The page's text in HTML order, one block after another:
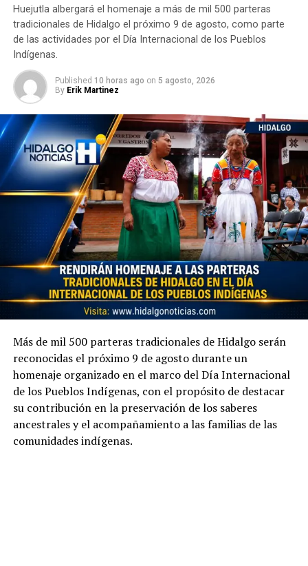
Huejutla albergará el homenaje a más de mil 500 parteras
tradicionales de Hidalgo el próximo 9 de agosto, como parte
de las actividades por el Día Internacional de los Pueblos
Indígenas.
Published 10 horas ago on 5 agosto, 2026
By Erik Martinez
Más de mil 500 parteras tradicionales de Hidalgo serán
reconocidas el próximo 9 de agosto durante un
homenaje organizado en el marco del Día Internacional
de los Pueblos Indígenas, con el propósito de destacar
su contribución en la preservación de los saberes
ancestrales y el acompañamiento a las familias de las
comunidades indígenas.